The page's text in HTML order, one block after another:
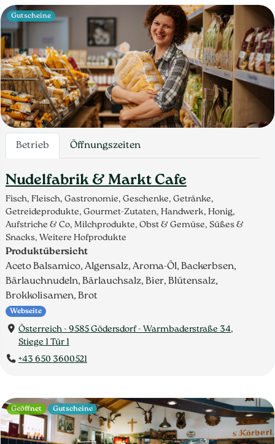
Betrieb Öffnungszeiten
Nudelfabrik & Markt Cafe
Fisch, Fleisch, Gastronomie, Geschenke, Getränke,
Getreideprodukte, Gourmet-Zutaten, Handwerk, Honig,
Aufstriche & Co, Milchprodukte, Obst & Gemüse, Süßes &
Snacks, Weitere Hofprodukte
Produktübersicht
Aceto Balsamico, Algensalz, Aroma-Öl, Backerbsen,
Bärlauchnudeln, Bärlauchsalz, Bier, Blütensalz,
Brokkolisamen, Brot
Webseite
Österreich - 9585 Gödersdorf - Warmbaderstraße 34,
Stiege 1 Tür 1
+43 650 3600521
Gutscheine
Geöffnet Gutscheine